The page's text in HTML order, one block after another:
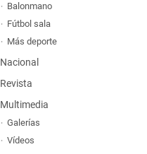
Balonmano
Fútbol sala
Más deporte
Nacional
Revista
Multimedia
Galerías
Vídeos